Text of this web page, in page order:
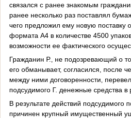
связался с ранее знакомым
ранее несколько раз поставлял
чего предложил ему новую поставку
формата А4 в количестве 4500
возможности ее фактического
Гражданин Р., не подозревающий о
его обманывает, согласился, после
между ними договоренности,
подсудимого Г. денежные средства в
В результате действий подсудимого
причинен крупный имущественный